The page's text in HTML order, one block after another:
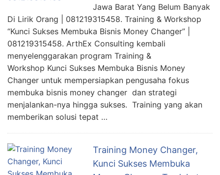
Jawa Barat Yang Belum Banyak
Di Lirik Orang | 081219315458. Training & Workshop
“Kunci Sukses Membuka Bisnis Money Changer” |
081219315458. ArthEx Consulting kembali
menyelenggarakan program Training &
Workshop Kunci Sukses Membuka Bisnis Money
Changer untuk mempersiapkan pengusaha fokus
membuka bisnis money changer dan strategi
menjalankan-nya hingga sukses. Training yang akan
memberikan solusi tepat …
Training Money Changer,
Kunci Sukses Membuka